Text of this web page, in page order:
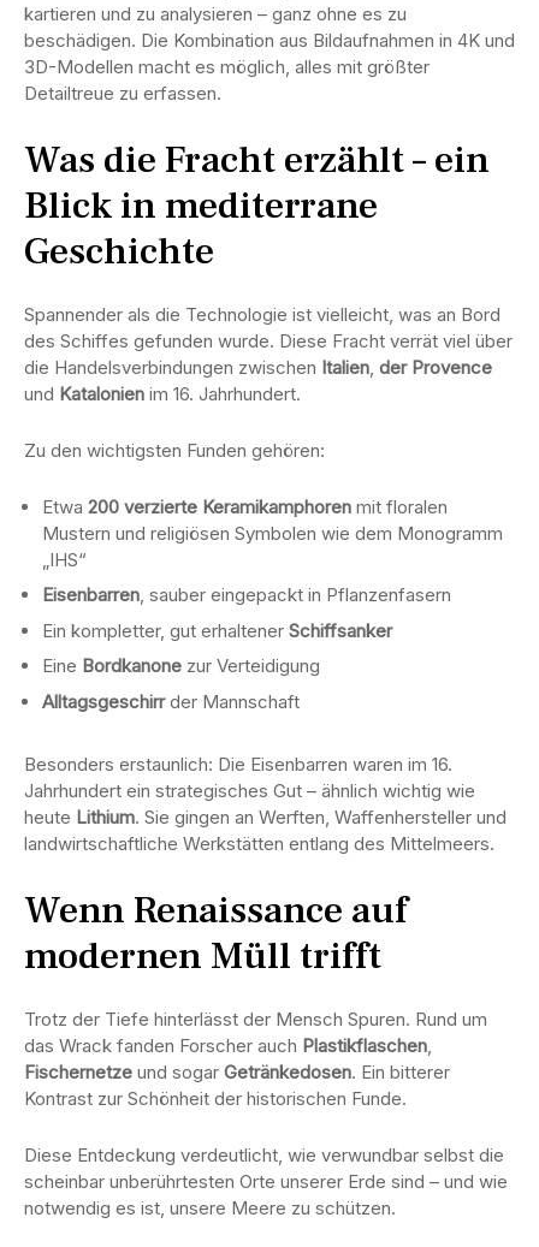
kartieren und zu analysieren – ganz ohne es zu
beschädigen. Die Kombination aus Bildaufnahmen in 4K und
3D-Modellen macht es möglich, alles mit größter
Detailtreue zu erfassen.
Was die Fracht erzählt – ein
Blick in mediterrane
Geschichte
Spannender als die Technologie ist vielleicht, was an Bord
des Schiffes gefunden wurde. Diese Fracht verrät viel über
die Handelsverbindungen zwischen Italien der Provence
und Katalonien im 16. Jahrhundert.
Zu den wichtigsten Funden gehören:
Etwa 200 verzierte Keramikamphoren mit floralen
Mustern und religiösen Symbolen wie dem Monogramm
„IHS“
Eisenbarren, sauber eingepackt in Pflanzenfasern
Ein kompletter, gut erhaltener Schiffsanker
Eine Bordkanone zur Verteidigung
Alltagsgeschirrder Mannschaft
Besonders erstaunlich: Die Eisenbarren waren im 16.
Jahrhundert ein strategisches Gut – ähnlich wichtig wie
heute Lithium. Sie gingen an Werften, Waffenhersteller und
landwirtschaftliche Werkstätten entlang des Mittelmeers.
Wenn Renaissance auf
modernen Müll trifft
Trotz der Tiefe hinterlässt der Mensch Spuren. Rund um
das Wrack fanden Forscher auch Plastikflaschen
Fischernetze und sogar Getränkedosen. Ein bitterer
Kontrast zur Schönheit der historischen Funde.
Diese Entdeckung verdeutlicht, wie verwundbar selbst die
scheinbar unberührtesten Orte unserer Erde sind – und wie
notwendig es ist, unsere Meere zu schützen.